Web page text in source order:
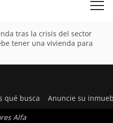
tras la crisis del sector
tener una vivienda para
qué busca Anuncie su
Alfa